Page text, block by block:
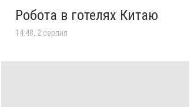
Робота в готелях Китаю
14:48, 2 серпня